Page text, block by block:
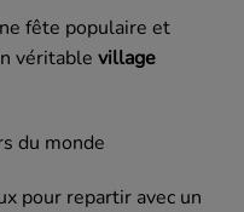
fête populaire et
véritable village
du monde
pour repartir avec un